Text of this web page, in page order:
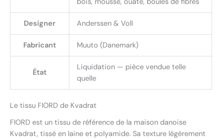
Designer Anderssen & Voll
Fabricant Muuto (Danemark)
État
Liquidation — pièce vendue telle
quelle
Le tissu FIORD de Kvadrat
FIORD est un tissu de référence de la maison danoise
Kvadrat, tissé en laine et polyamide. Sa texture légèrement